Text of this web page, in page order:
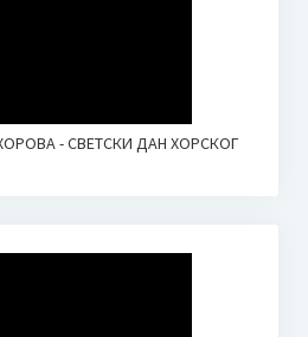
- СВЕТСКИ ДАН ХОРСКОГ